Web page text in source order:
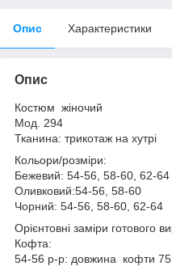
Опис Характеристики
Опис
Костюм жіночий
Мод. 294
Тканина: трикотаж на хутрі
Кольори/розміри:
Бежевий: 54-56, 58-60, 62-64
Оливковий:54-56, 58-60
Чорний: 54-56, 58-60, 62-64
Орієнтовні заміри готового
Кофта:
54-56 р-р: довжина кофти 75